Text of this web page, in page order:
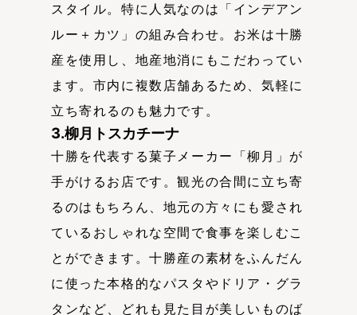
スタイル。特に人気なのは「インデアン
ルー＋カツ」の組み合わせ。お米は十勝
産を使用し、地産地消にもこだわってい
ます。市内に複数店舗あるため、気軽に
立ち寄れるのも魅力です。
3.柳月トスカチーナ
十勝を代表する菓子メーカー「柳月」が
手がけるお店です。観光の合間に立ち寄
るのはもちろん、地元の方々にも愛され
ているおしゃれな空間で食事を楽しむこ
とができます。十勝産の素材をふんだん
に使った本格的なパスタやドリア・グラ
タンなど、どれも見た目が美しいものば